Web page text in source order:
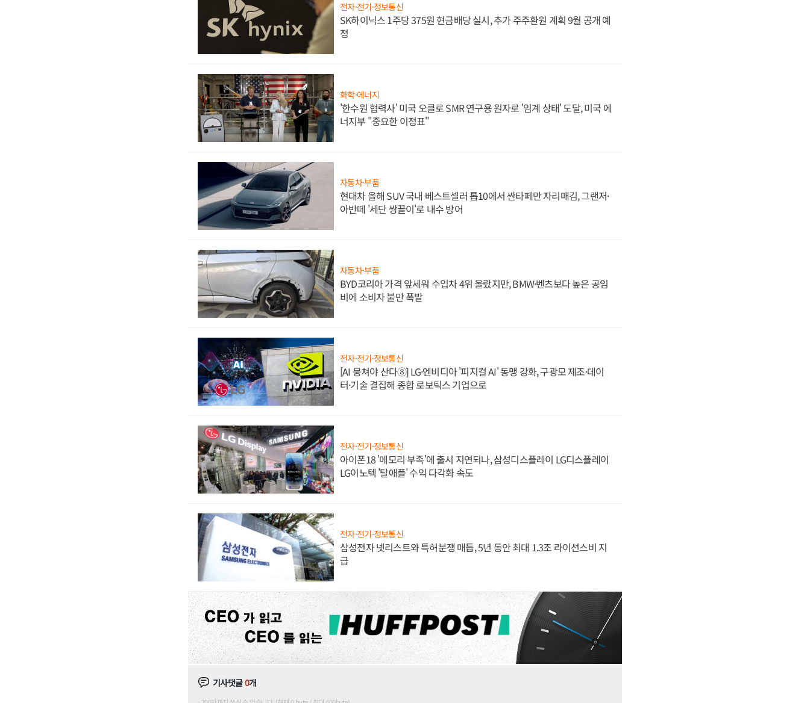
전자·전기·정보통신
SK하이닉스 1주당 375원 현금배당 실시, 추가 주주환원 계획 9월 공개 예
정
화학·에너지
'한수원 협력사' 미국 오클로 SMR 연구용 원자로 '임계 상태' 도달, 미국 에
너지부 "중요한 이정표"
자동차·부품
현대차 올해 SUV 국내 베스트셀러 톱10에서 싼타페만 자리매김, 그랜저·
아반떼 '세단 쌍끌이'로 내수 방어
자동차·부품
BYD코리아 가격 앞세워 수입차 4위 올랐지만, BMW·벤츠보다 높은 공임
비에 소비자 불만 폭발
전자·전기·정보통신
[AI 뭉쳐야 산다⑧] LG·엔비디아 '피지컬 AI' 동맹 강화, 구광모 제조·데이
터·기술 결집해 종합 로보틱스 기업으로
전자·전기·정보통신
아이폰18 '메모리 부족'에 출시 지연되나, 삼성디스플레이 LG디스플레이
LG이노텍 '탈애플' 수익 다각화 속도
전자·전기·정보통신
삼성전자 넷리스트와 특허분쟁 매듭, 5년 동안 최대 1.3조 라이선스비 지
급
기사댓글0개